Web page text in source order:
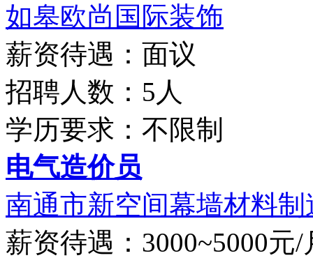
如皋欧尚国际装饰
薪资待遇：面议
招聘人数：5人
学历要求：不限制
电气造价员
南通市新空间幕墙材料制
薪资待遇：3000~5000元/